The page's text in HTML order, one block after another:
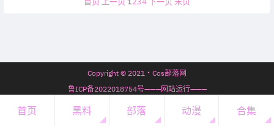
Copyright © 2021・Cos部落网
鲁ICP备2022018754号———网站运行———
7年67天11时39分41秒
开通会员
会员必看 微信公众号
首页 黑料 部落 动漫 合集